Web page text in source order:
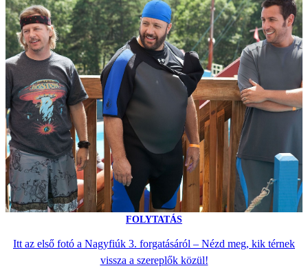
FOLYTATÁS
Itt az első fotó a Nagyfiúk 3. forgatásáról – Nézd meg, kik térnek
vissza a szereplők közül!